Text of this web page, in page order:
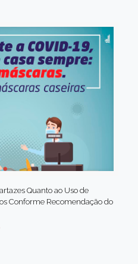
Quanto ao Uso de
Conforme Recomendação do